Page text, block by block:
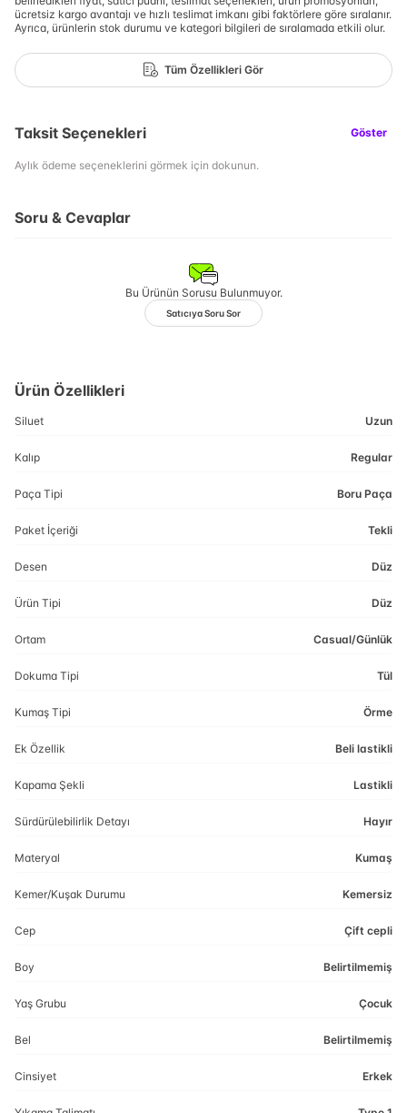
ücretsiz kargo avantajı ve hızlı teslimat imkanı gibi faktörlere göre sıralanır.
Ayrıca, ürünlerin stok durumu ve kategori bilgileri de sıralamada etkili olur.
Tüm Özellikleri Gör
Taksit Seçenekleri Göster
Aylık ödeme seçeneklerini görmek için dokunun.
Soru & Cevaplar
Bu Ürünün Sorusu Bulunmuyor.
Satıcıya Soru Sor
Ürün Özellikleri
Siluet Uzun
Kalıp Regular
Paça Tipi Boru Paça
Paket İçeriği Tekli
Desen Düz
Ürün Tipi Düz
Ortam Casual/Günlük
Dokuma Tipi Tül
Kumaş Tipi Örme
Ek Özellik Beli lastikli
Kapama Şekli Lastikli
Sürdürülebilirlik Detayı Hayır
Materyal Kumaş
Kemer/Kuşak Durumu Kemersiz
Cep Çift cepli
Boy Belirtilmemiş
Yaş Grubu Çocuk
Bel Belirtilmemiş
Cinsiyet Erkek